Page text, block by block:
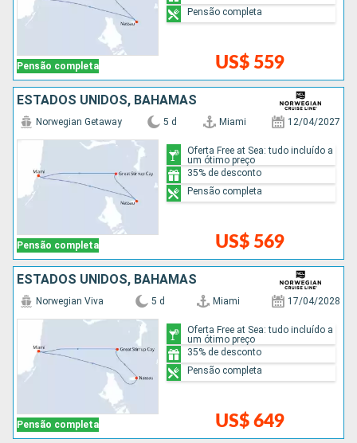
Pensão completa US$ 559
Pensão completa
ESTADOS UNIDOS, BAHAMAS
Pensão completa
Norwegian Getaway 5 d Miami 12/04/2027
US$ 569
Oferta Free at Sea: tudo incluído a
um ótimo preço
35% de desconto
Pensão completa
ESTADOS UNIDOS, BAHAMAS
Pensão completa
Norwegian Viva 5 d Miami 17/04/2028
US$ 649
Oferta Free at Sea: tudo incluído a
um ótimo preço
35% de desconto
Pensão completa